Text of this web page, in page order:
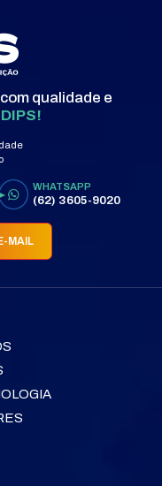
qualidade e
WHATSAPP
(62) 3605-9020
MAIL